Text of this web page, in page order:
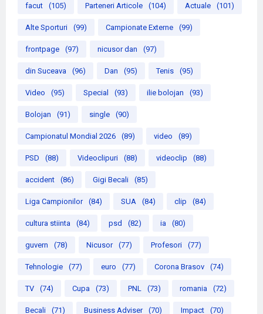
facut (105) Parteneri Articole (104) Actuale (101)
Alte Sporturi (99) Campionate Externe (99)
frontpage (97) nicusor dan (97)
din Suceava (96) Dan (95) Tenis (95)
Video (95) Special (93) ilie bolojan (93)
Bolojan (91) single (90)
Campionatul Mondial 2026 (89) video (89)
PSD (88) Videoclipuri (88) videoclip (88)
accident (86) Gigi Becali (85)
Liga Campionilor (84) SUA (84) clip (84)
cultura stiinta (84) psd (82) ia (80)
guvern (78) Nicusor (77) Profesori (77)
Tehnologie (77) euro (77) Corona Brasov (74)
TV (74) Cupa (73) PNL (73) romania (72)
Becali (71) Business Adviser (70) Impact (70)